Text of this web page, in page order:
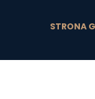
STRONA